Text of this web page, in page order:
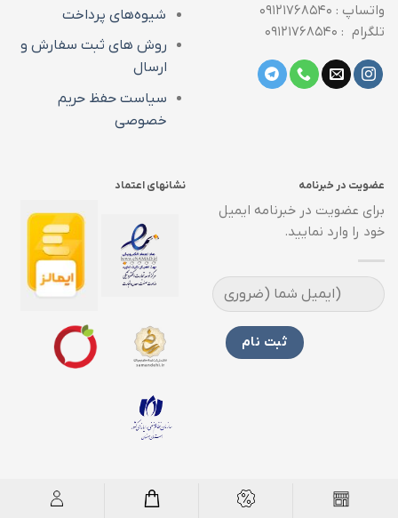
واتساپ : ۰۹۱۲۱۷۶۸۵۴۰
تلگرام : ۰۹۱۲۱۷۶۸۵۴۰
شیوه‌های پرداخت
روش های ثبت سفارش و
ارسال
سیاست حفظ حریم
خصوصی
عضویت در خبرنامه
برای عضویت در خبرنامه ایمیل
خود را وارد نمایید.
نشانهای اعتماد